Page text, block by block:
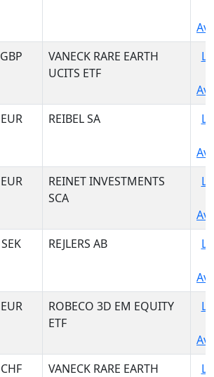
GBP
VANECK RARE EARTH
UCITS ETF
EUR REIBEL SA
EUR
REINET INVESTMENTS
SCA
SEK REJLERS AB
EUR
ROBECO 3D EM EQUITY
ETF
CHF
VANECK RARE EARTH